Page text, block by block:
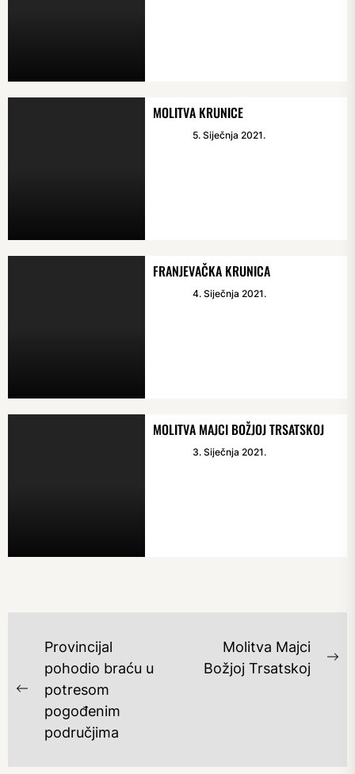
MOLITVA KRUNICE
5. Siječnja 2021.
FRANJEVAČKA KRUNICA
4. Siječnja 2021.
MOLITVA MAJCI BOŽJOJ TRSATSKOJ
3. Siječnja 2021.
NAVIGACIJA
OBJAVA
Previous
post:
Provincijal
pohodio braću u
potresom
pogođenim
područjima
Molitva Majci
Božjoj Trsatskoj